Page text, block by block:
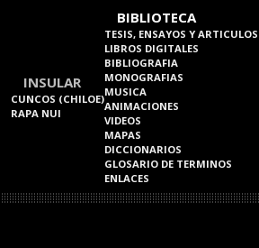
INSULAR
CUNCOS (CHILOE)
RAPA NUI
BIBLIOTECA
TESIS, ENSAYOS Y ARTICULOS
LIBROS DIGITALES
BIBLIOGRAFIA
MONOGRAFIAS
MUSICA
ANIMACIONES
VIDEOS
MAPAS
DICCIONARIOS
GLOSARIO DE TERMINOS
ENLACES